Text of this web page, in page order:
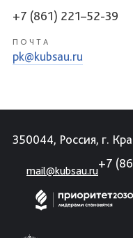
+7 (861) 221–52-39
ПОЧТА
pk@kubsau.ru
350044, Россия, г.
mail@kubsau.ru
+7